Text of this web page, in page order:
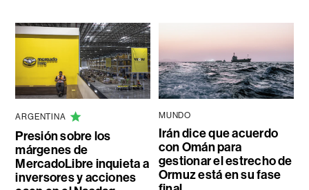
ARGENTINA
Presión sobre los
márgenes de
MercadoLibre inquieta a
inversores y acciones
MUNDO
Irán dice que acuerdo
con Omán para
gestionar el estrecho de
Ormuz está en su fase